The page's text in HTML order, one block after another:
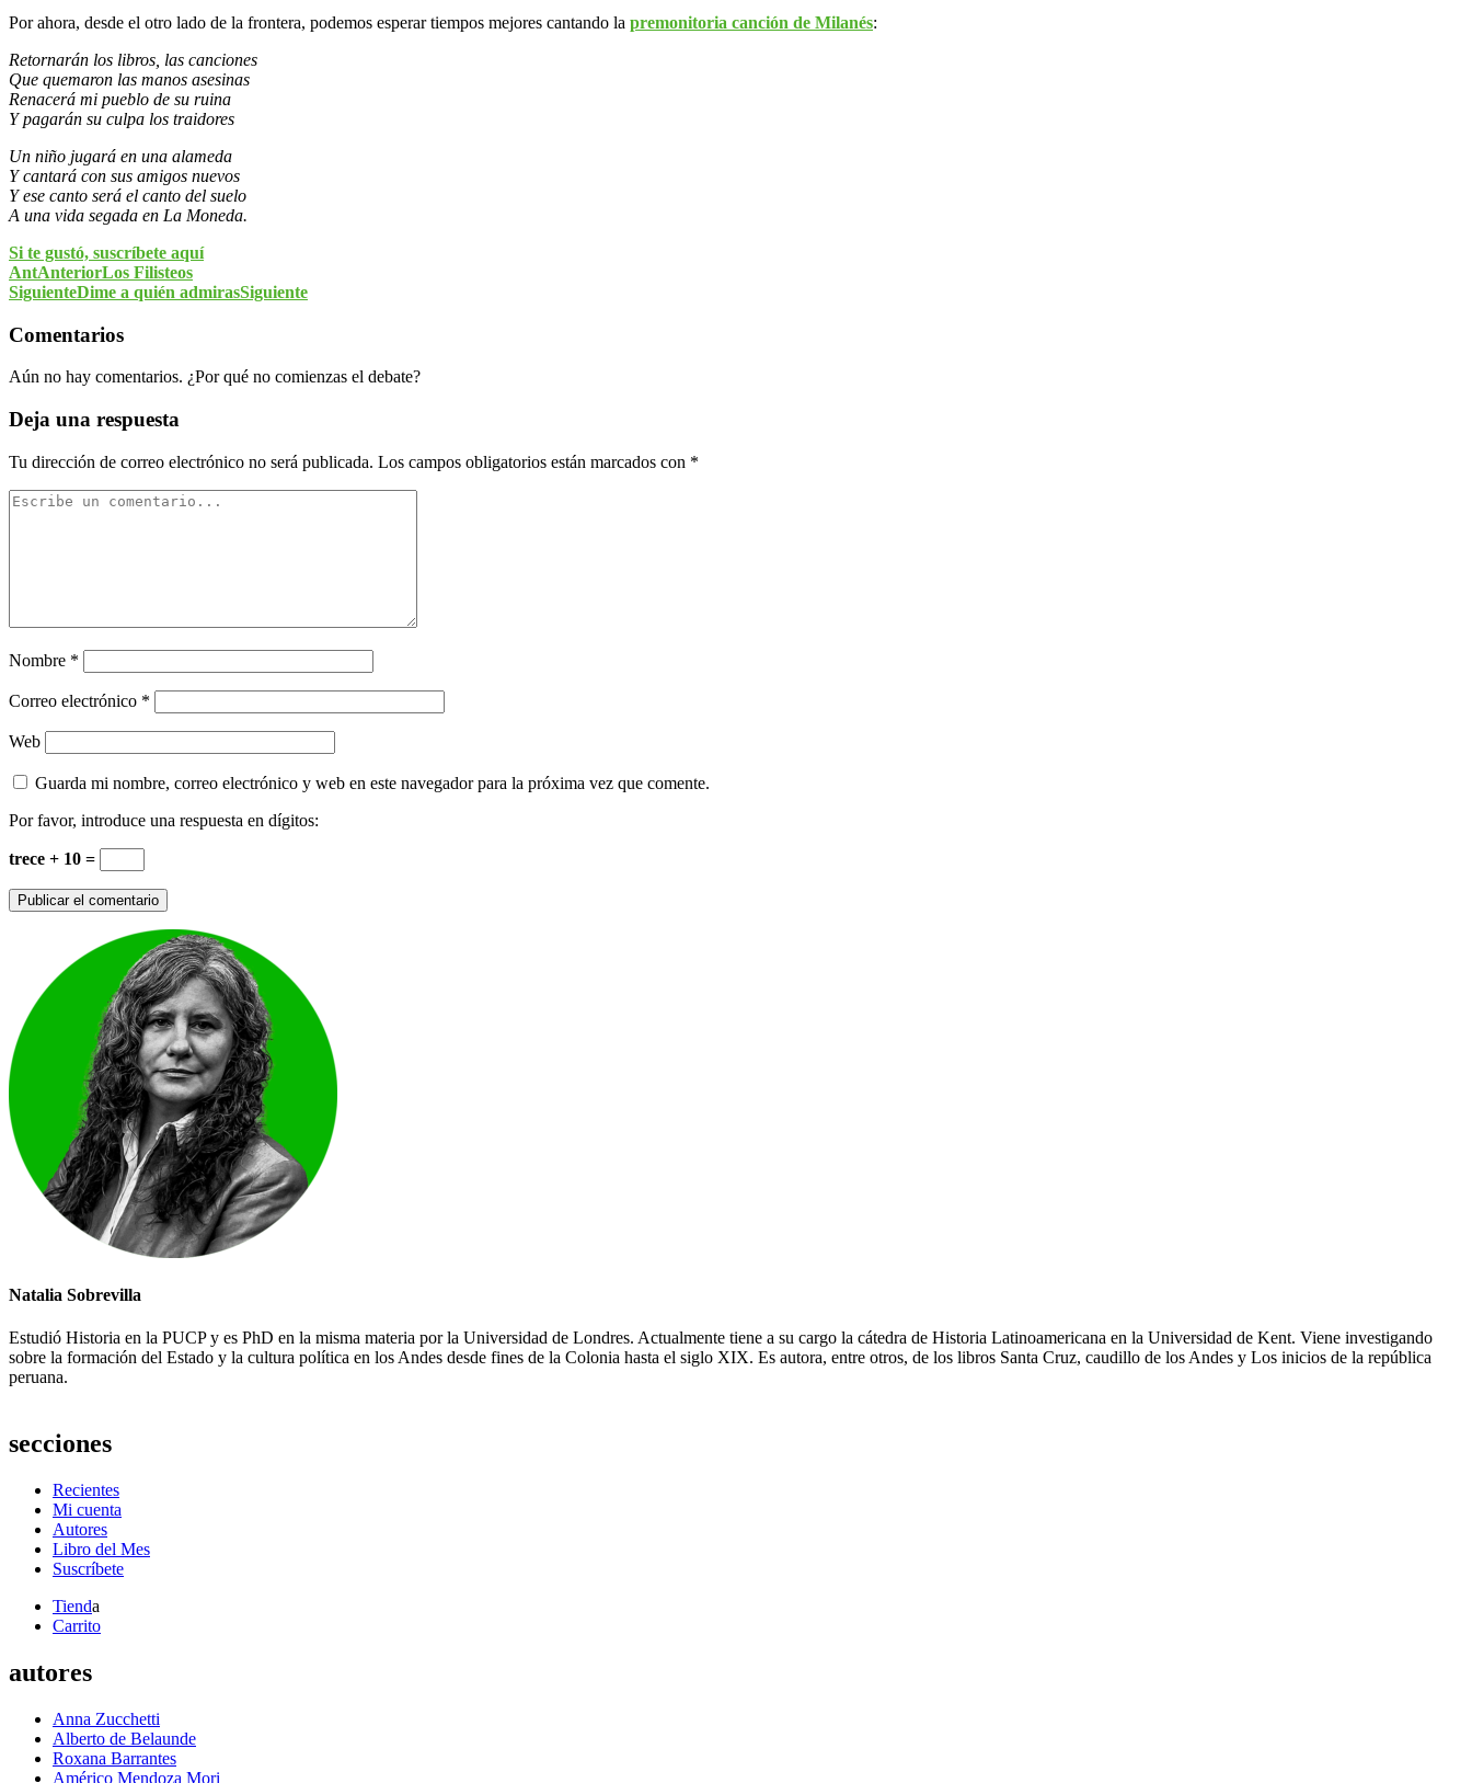
Por ahora, desde el otro lado de la frontera, podemos esperar tiempos mejores cantando la premonitoria canción de Milanés:
Retornarán los libros, las canciones
Que quemaron las manos asesinas
Renacerá mi pueblo de su ruina
Y pagarán su culpa los traidores
Un niño jugará en una alameda
Y cantará con sus amigos nuevos
Y ese canto será el canto del suelo
A una vida segada en La Moneda.
Si te gustó, suscríbete aquí
AntAnteriorLos Filisteos
SiguienteDime a quién admirasSiguiente
Comentarios
Aún no hay comentarios. ¿Por qué no comienzas el debate?
Deja una respuesta
Tu dirección de correo electrónico no será publicada. Los campos obligatorios están marcados con *
Nombre *
Correo electrónico *
Web
Guarda mi nombre, correo electrónico y web en este navegador para la próxima vez que comente.
Por favor, introduce una respuesta en dígitos:
trece + 10 =
Natalia Sobrevilla
Estudió Historia en la PUCP y es PhD en la misma materia por la Universidad de Londres. Actualmente tiene a su cargo la cátedra de Historia Latinoamericana en la Universidad de Kent. Viene investigando
sobre la formación del Estado y la cultura política en los Andes desde fines de la Colonia hasta el siglo XIX. Es autora, entre otros, de los libros Santa Cruz, caudillo de los Andes y Los inicios de la república
peruana.
secciones
Recientes
Mi cuenta
Autores
Libro del Mes
Suscríbete
Tienda
Carrito
autores
Anna Zucchetti
Alberto de Belaunde
Roxana Barrantes
Américo Mendoza Mori